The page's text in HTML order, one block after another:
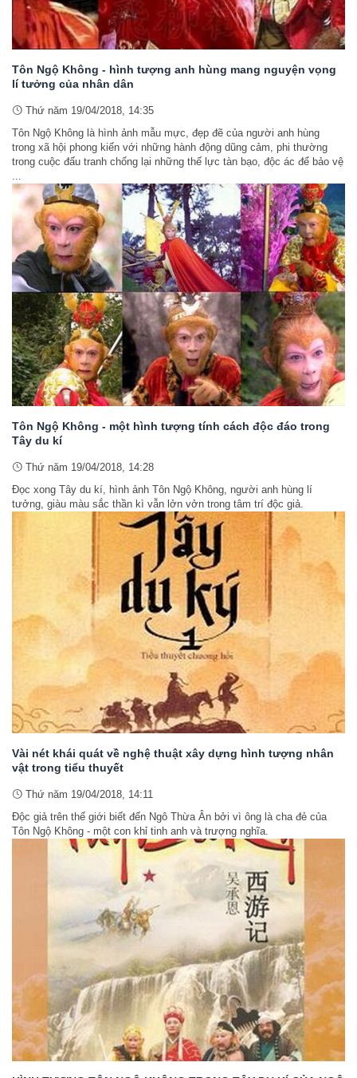
Tôn Ngộ Không - hình tượng anh hùng mang nguyện vọng
lí tưởng của nhân dân
Thứ năm 19/04/2018, 14:35
Tôn Ngộ Không là hình ảnh mẫu mực, đẹp đẽ của người anh hùng
trong xã hội phong kiến với những hành động dũng cảm, phi thường
trong cuộc đấu tranh chống lại những thế lực tàn bạo, độc ác để bảo vệ
...
Tôn Ngộ Không - một hình tượng tính cách độc đáo trong
Tây du kí
Thứ năm 19/04/2018, 14:28
Đọc xong Tây du kí, hình ảnh Tôn Ngộ Không, người anh hùng lí
tưởng, giàu màu sắc thần kì vẫn lởn vởn trong tâm trí độc giả.
Vài nét khái quát về nghệ thuật xây dựng hình tượng nhân
vật trong tiểu thuyết
Thứ năm 19/04/2018, 14:11
Độc giả trên thế giới biết đến Ngô Thừa Ân bởi vì ông là cha đẻ của
Tôn Ngộ Không - một con khỉ tinh anh và trượng nghĩa.